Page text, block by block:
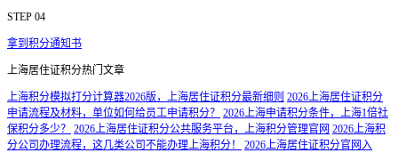
STEP 04
拿到积分通知书
上海居住证积分热门文章
上海积分模拟打分计算器2026版，上海居住证积分最新细则 2026上海居住证积分
申请流程及材料，单位如何给员工申请积分？
2026上海申请积分条件，上海1倍社
保积分多少？
2026上海居住证积分公共服务平台，上海积分管理官网 2026上海积
分公司办理流程，这几类公司不能办理上海积分！
2026上海居住证积分官网入